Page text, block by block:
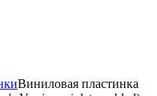
Виниловая пластинка